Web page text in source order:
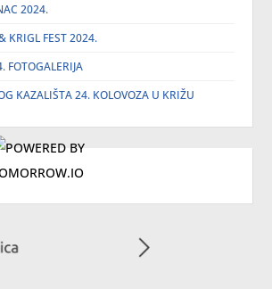
2024.
KRIGL FEST 2024.
FOTOGALERIJA
KAZALIŠTA 24. KOLOVOZA U KRIŽU